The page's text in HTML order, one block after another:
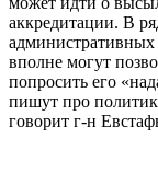
аккредитации. В
административных
вполне могут
попросить его
пишут про
говорит г-н